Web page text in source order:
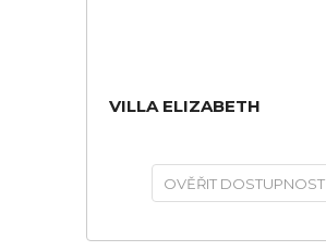
VILLA ELIZABETH
OVĚŘIT DOSTUPNOST